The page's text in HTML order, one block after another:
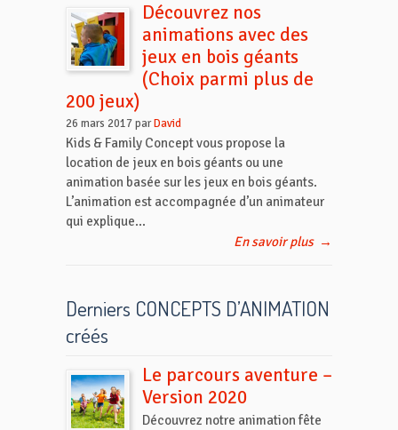
Découvrez nos
animations avec des
jeux en bois géants
(Choix parmi plus de
200 jeux)
26 mars 2017 parDavid
Kids & Family Concept vous propose la
location de jeux en bois géants ou une
animation basée sur les jeux en bois géants.
L’animation est accompagnée d’un animateur
qui explique...
En savoir plus →
Derniers CONCEPTS D’ANIMATION
créés
Le parcours aventure –
Version 2020
Découvrez notre animation fête